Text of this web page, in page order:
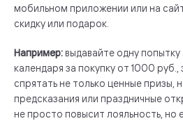
мобильном приложении или на
скидку или подарок.
Например: выдавайте одну
календаря за покупку от 1000
спрятать не только ценные призы,
предсказания или праздничные
не просто повысит лояльность, но